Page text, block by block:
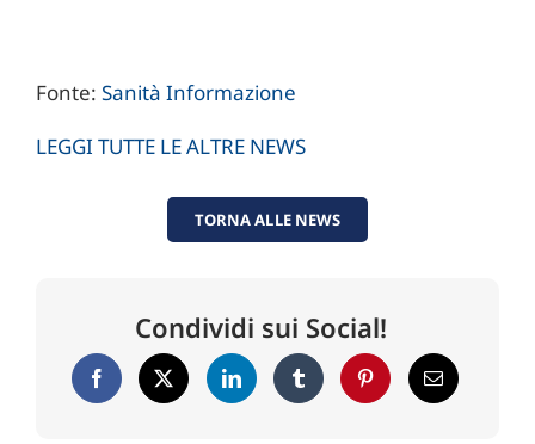
Fonte: Sanità Informazione
LEGGI TUTTE LE ALTRE NEWS
TORNA ALLE NEWS
Condividi sui Social!